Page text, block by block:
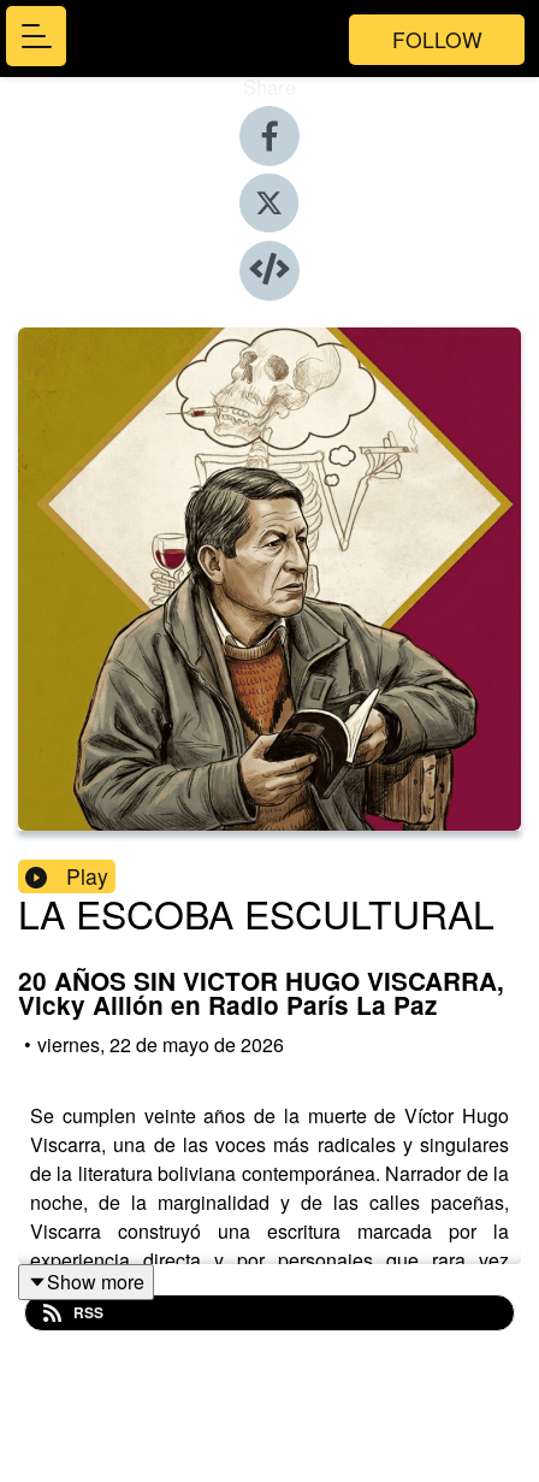
FOLLOW
Share
Play
LA ESCOBA ESCULTURAL
20 AÑOS SIN VICTOR HUGO VISCARRA,
Vicky Aillón en Radio París La Paz
• viernes, 22 de mayo de 2026
Se cumplen veinte años de la muerte de Víctor Hugo
Viscarra, una de las voces más radicales y singulares
de la literatura boliviana contemporánea. Narrador de la
noche, de la marginalidad y de las calles paceñas,
Viscarra construyó una escritura marcada por la
experiencia directa y por personajes que rara vez
habían ocupado el centro de la narrativa nacional.
Conversamos con la escritoraVicky Ayllónpara
Show more
RSS